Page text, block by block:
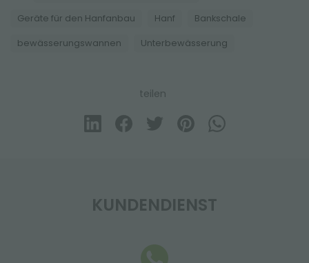
Geräte für den Hanfanbau Hanf Bankschale
bewässerungswannen Unterbewässerung
teilen
KUNDENDIENST